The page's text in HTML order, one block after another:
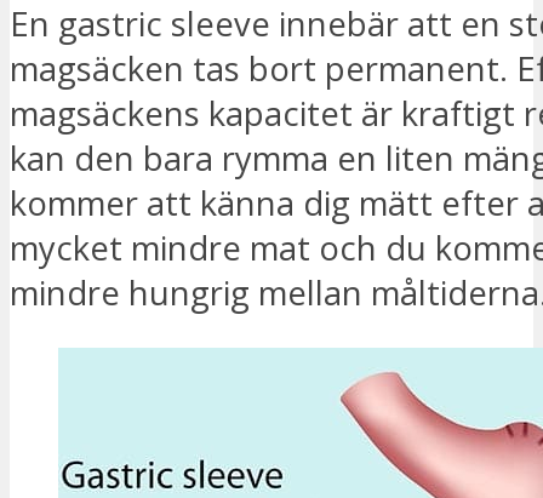
En gastric sleeve innebär att en
magsäcken tas bort permanent.
magsäckens kapacitet är kraftigt
kan den bara rymma en liten
kommer att känna dig mätt efter
mycket mindre mat och du
mindre hungrig mellan